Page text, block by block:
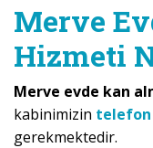
Merve
Hizmeti
Merve evde kan
kabinimizin telefon
gerekmektedir.